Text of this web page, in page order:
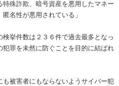
特殊詐欺、暗号資産を悪用したマネー
名性が悪用されている」
挙件数は２３６件で過去最多となっ
罪を未然に防ぐことを目的に結ばれ
被害者にもならないようサイバー犯